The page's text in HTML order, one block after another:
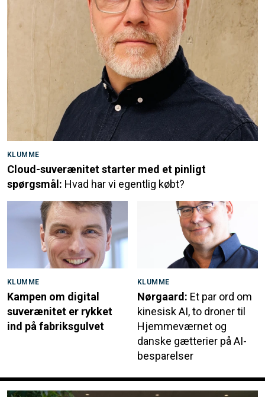
KLUMME
Cloud-suverænitet starter med et pinligt
spørgsmål: Hvad har vi egentlig købt?
KLUMME
Kampen om digital
suverænitet er rykket
ind på fabriksgulvet
KLUMME
Nørgaard: Et par ord om
kinesisk AI, to droner til
Hjemmeværnet og
danske gætterier på AI-
besparelser